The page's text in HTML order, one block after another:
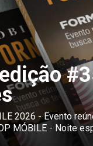
2026 - Evento
MÓBILE - Noite